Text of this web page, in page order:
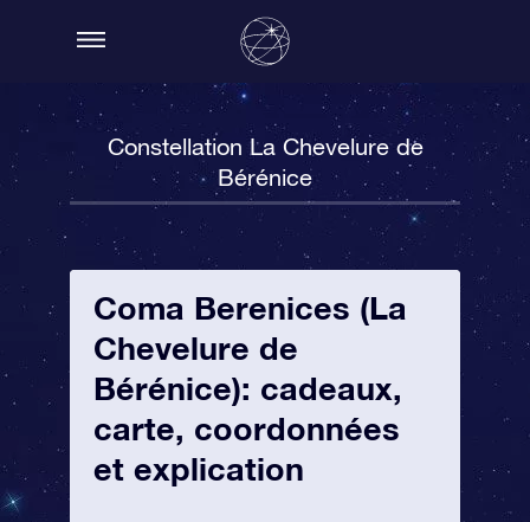
Constellation La Chevelure de
Bérénice
Coma Berenices (La
Chevelure de
Bérénice): cadeaux,
carte, coordonnées
et explication